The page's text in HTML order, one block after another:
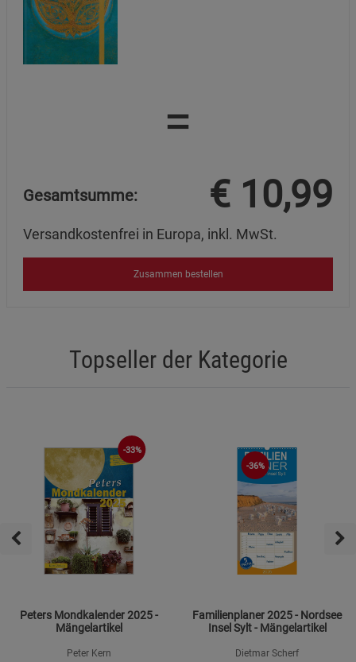
=
Gesamtsumme: € 10,99
Versandkostenfrei in Europa, inkl. MwSt.
Zusammen bestellen
Topseller der Kategorie
-33%
Peters Mondkalender 2025 -
Mängelartikel
Peter Kern
-36%
Familienplaner 2025 - Nordsee
Insel Sylt - Mängelartikel
Dietmar Scherf
Marketing Cookies (3)
Beschreibung Marketing Cookies
Datenschutzerklärung